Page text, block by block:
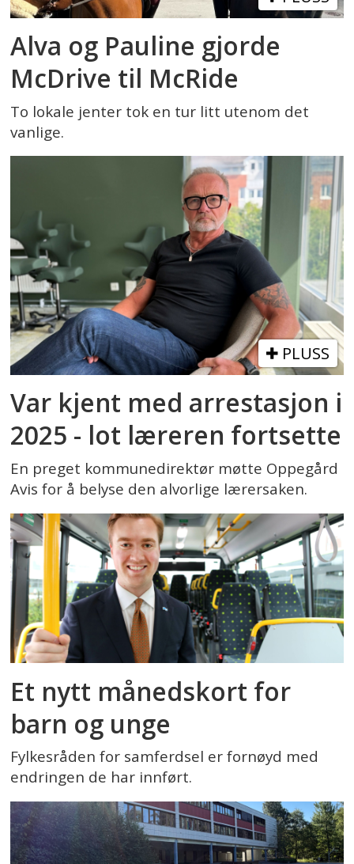
Alva og Pauline gjorde
McDrive til McRide
To lokale jenter tok en tur litt utenom det
vanlige.
PLUSS
Var kjent med arrestasjon i
2025 - lot læreren fortsette
En preget kommunedirektør møtte Oppegård
Avis for å belyse den alvorlige lærersaken.
Et nytt månedskort for
barn og unge
Fylkesråden for samferdsel er fornøyd med
endringen de har innført.